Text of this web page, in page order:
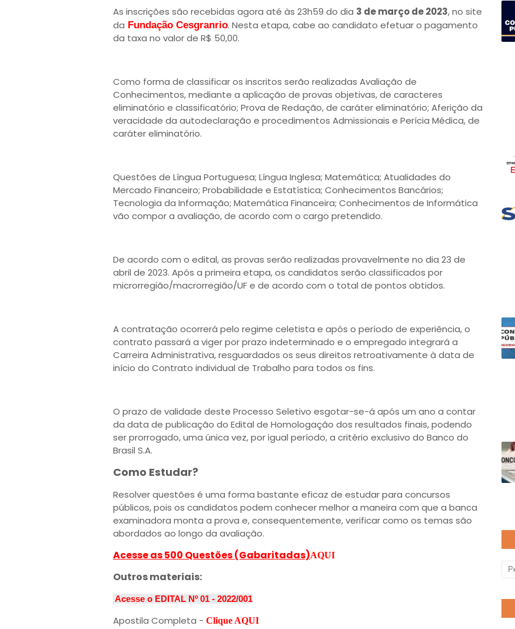
As inscrições são recebidas agora até às 23h59 do dia 3 de março de 2023, no site
da Fundação Cesgranrio. Nesta etapa, cabe ao candidato efetuar o pagamento
da taxa no valor de R$ 50,00.
Como forma de classificar os inscritos serão realizadas Avaliação de
Conhecimentos, mediante a aplicação de provas objetivas, de caracteres
eliminatório e classificatório; Prova de Redação, de caráter eliminatório; Aferição da
veracidade da autodeclaração e procedimentos Admissionais e Perícia Médica, de
caráter eliminatório.
Questões de Língua Portuguesa; Língua Inglesa; Matemática; Atualidades do
Mercado Financeiro; Probabilidade e Estatística; Conhecimentos Bancários;
Tecnologia da Informação; Matemática Financeira; Conhecimentos de Informática
vão compor a avaliação, de acordo com o cargo pretendido.
De acordo com o edital, as provas serão realizadas provavelmente no dia 23 de
abril de 2023. Após a primeira etapa, os candidatos serão classificados por
microrregião/macrorregião/UF e de acordo com o total de pontos obtidos.
A contratação ocorrerá pelo regime celetista e após o período de experiência, o
contrato passará a viger por prazo indeterminado e o empregado integrará a
Carreira Administrativa, resguardados os seus direitos retroativamente à data de
início do Contrato individual de Trabalho para todos os fins.
O prazo de validade deste Processo Seletivo esgotar-se-á após um ano a contar
da data de publicação do Edital de Homologação dos resultados finais, podendo
ser prorrogado, uma única vez, por igual período, a critério exclusivo do Banco do
Brasil S.A.
Como Estudar?
Resolver questões é uma forma bastante eficaz de estudar para concursos
públicos, pois os candidatos podem conhecer melhor a maneira com que a banca
examinadora monta a prova e, consequentemente, verificar como os temas são
abordados ao longo da avaliação.
Acesse as 500 Questões (Gabaritadas)AQUI
Outros materiais:
Acesse o EDITAL Nº 01 - 2022/001
Apostila Completa - Clique AQUI